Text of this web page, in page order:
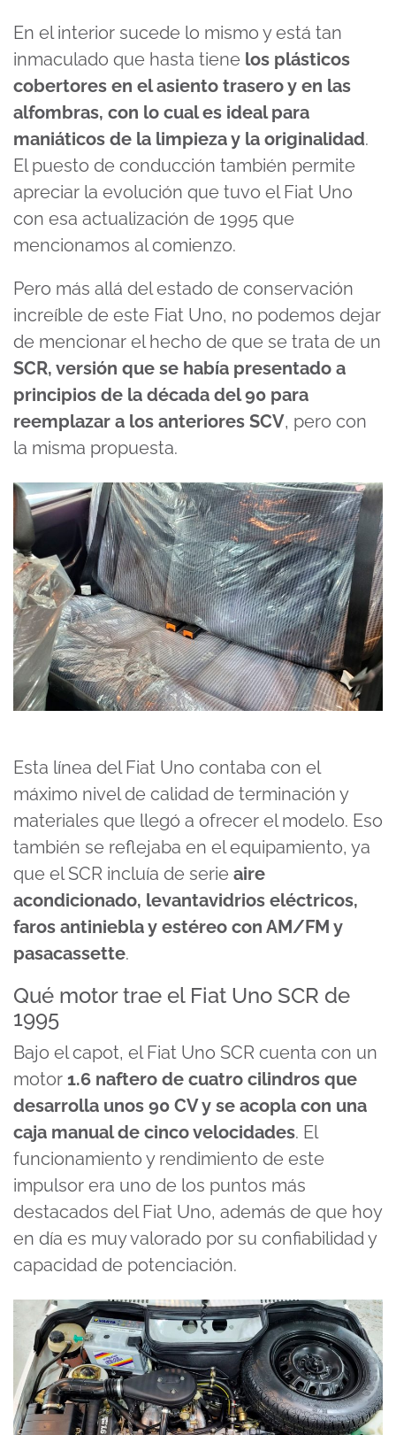
En el interior sucede lo mismo y está tan
inmaculado que hasta tiene los plásticos
cobertores en el asiento trasero y en las
alfombras, con lo cual es ideal para
maniáticos de la limpieza y la originalidad.
El puesto de conducción también permite
apreciar la evolución que tuvo el Fiat Uno
con esa actualización de 1995 que
mencionamos al comienzo.
Pero más allá del estado de conservación
increíble de este Fiat Uno, no podemos dejar
de mencionar el hecho de que se trata de un
SCR, versión que se había presentado a
principios de la década del 90 para
reemplazar a los anteriores SCV, pero con
la misma propuesta.
Esta línea del Fiat Uno contaba con el
máximo nivel de calidad de terminación y
materiales que llegó a ofrecer el modelo. Eso
también se reflejaba en el equipamiento, ya
que el SCR incluía de serie aire
acondicionado, levantavidrios eléctricos,
faros antiniebla y estéreo con AM/FM y
pasacassette.
Qué motor trae el Fiat Uno SCR de
1995
Bajo el capot, el Fiat Uno SCR cuenta con un
motor 1.6 naftero de cuatro cilindros que
desarrolla unos 90 CV y se acopla con una
caja manual de cinco velocidades. El
funcionamiento y rendimiento de este
impulsor era uno de los puntos más
destacados del Fiat Uno, además de que hoy
en día es muy valorado por su confiabilidad y
capacidad de potenciación.